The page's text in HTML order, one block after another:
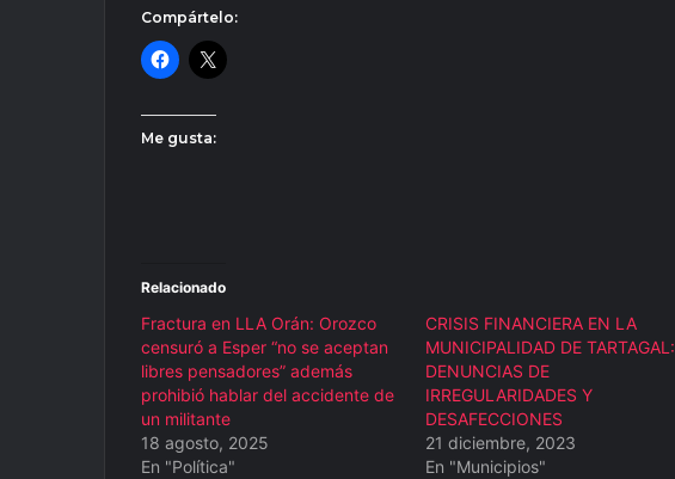
Compártelo:
Me gusta:
Relacionado
Fractura en LLA Orán: Orozco
censuró a Esper “no se aceptan
libres pensadores” además
prohibió hablar del accidente de
un militante
18 agosto, 2025
En "Política"
CRISIS FINANCIERA EN LA
MUNICIPALIDAD DE TARTAGAL:
DENUNCIAS DE
IRREGULARIDADES Y
DESAFECCIONES
21 diciembre, 2023
En "Municipios"